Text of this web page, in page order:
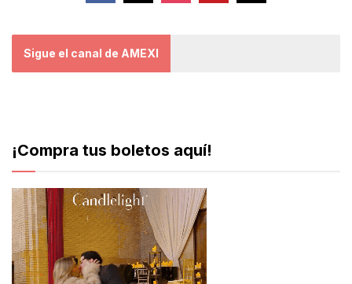
Sigue el canal de AMEXI
¡Compra tus boletos aquí!